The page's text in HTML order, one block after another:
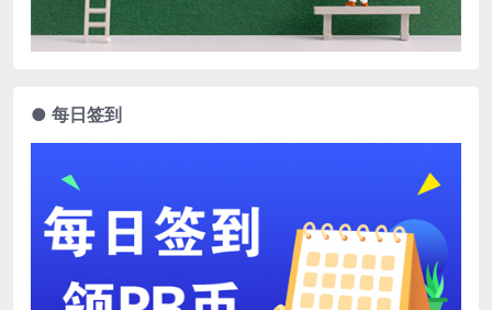
● 每日签到